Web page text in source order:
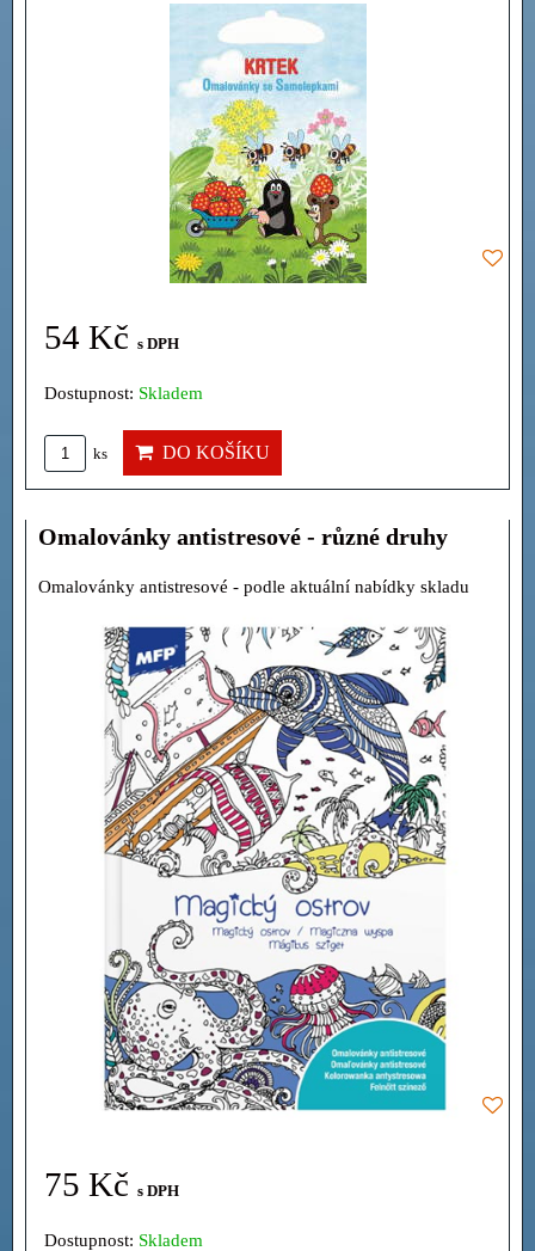
54 Kč s DPH
Dostupnost: Skladem
ks DO KOŠÍKU
Omalovánky antistresové - různé druhy
Omalovánky antistresové - podle aktuální nabídky skladu
75 Kč s DPH
Dostupnost: Skladem